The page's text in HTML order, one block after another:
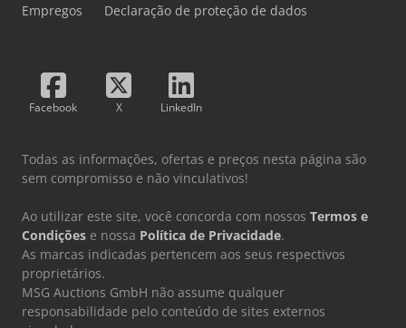
Empregos Declaração de proteção de dados
Facebook X LinkedIn
Todas as informações, ofertas e preços nesta página são
sem compromisso e não vinculativos!
Ao utilizar este site, você concorda com nossos Termos e
Condições e nossa Política de Privacidade.
As marcas indicadas pertencem aos seus respectivos
proprietários.
MSG Auctions GmbH não assume qualquer
responsabilidade pelo conteúdo de sites externos